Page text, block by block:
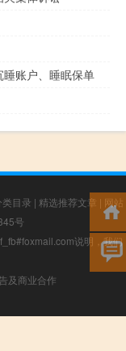
账户、睡眠保单
目录 | 精选推荐文章 | 网站
号
说明，我们
及商业合作